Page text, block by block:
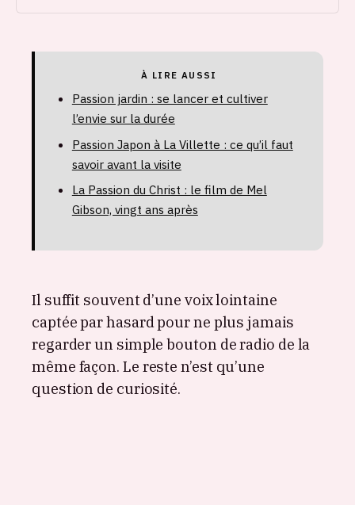
À LIRE AUSSI
Passion jardin : se lancer et cultiver
l’envie sur la durée
Passion Japon à La Villette : ce qu’il faut
savoir avant la visite
La Passion du Christ : le film de Mel
Gibson, vingt ans après
Il suffit souvent d’une voix lointaine
captée par hasard pour ne plus jamais
regarder un simple bouton de radio de la
même façon. Le reste n’est qu’une
question de curiosité.